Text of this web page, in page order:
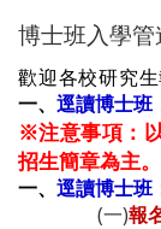
博士班入學管
歡迎各校研究
一、 逕讀博士班
※注意事項：
招生簡章為主。
一、 逕讀博士班
(一)報